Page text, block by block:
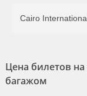
Cairo
Цена билетов
багажом